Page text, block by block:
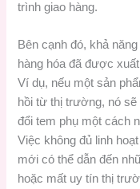
trình giao hàng.
Bên cạnh đó, khả
hàng hóa đã được
Ví dụ, nếu một sản
hồi từ thị trường, nó
đổi tem phụ một cách
Việc không đủ linh
mới có thể dẫn đến
hoặc mất uy tín thị